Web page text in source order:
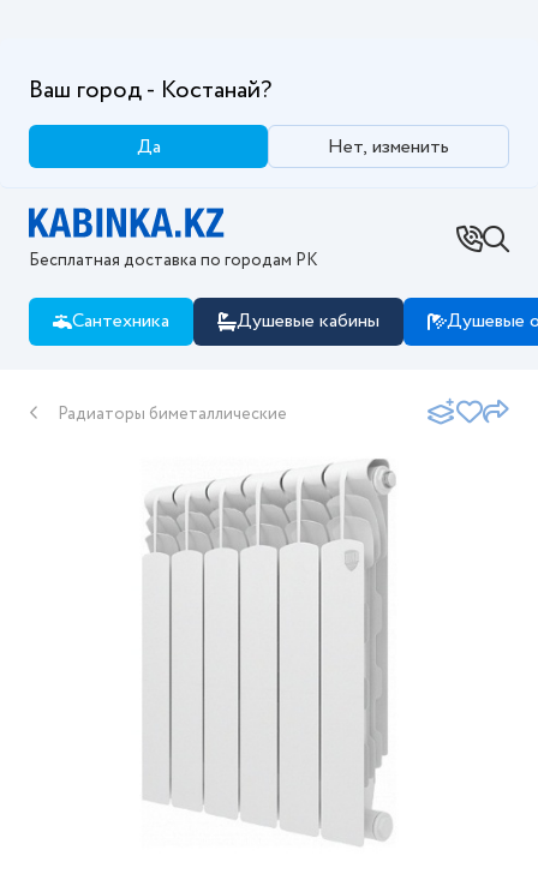
Ваш город - Костанай?
Да Нет, изменить
Бесплатная доставка по городам РК
Сантехника Душевые кабины Душевые
Радиаторы биметаллические